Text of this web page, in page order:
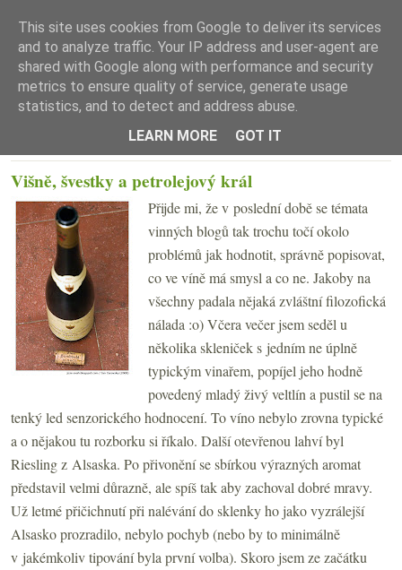
☰ Menu
Višně, švestky a petrolejový král
Přijde mi, že v poslední době se témata
vinných blogů tak trochu točí okolo
problémů jak hodnotit, správně popisovat,
co ve víně má smysl a co ne. Jakoby na
všechny padala nějaká zvláštní filozofická
nálada :o) Včera večer jsem seděl u
několika skleniček s jedním ne úplně
typickým vinařem, popíjel jeho hodně
povedený mladý živý veltlín a pustil se na
tenký led senzorického hodnocení. To víno nebylo zrovna typické
a o nějakou tu rozborku si říkalo. Další otevřenou lahví byl
Riesling z Alsaska. Po přivonění se sbírkou výrazných aromat
představil velmi důrazně, ale spíš tak aby zachoval dobré mravy.
Už letmé přičichnutí při nalévání do sklenky ho jako vyzrálejší
Alsasko prozradilo, nebylo pochyb (nebo by to minimálně
v jakémkoliv tipování byla první volba). Skoro jsem ze začátku
This site uses cookies from Google to deliver its services
and to analyze traffic. Your IP address and user-agent are
shared with Google along with performance and security
metrics to ensure quality of service, generate usage
statistics, and to detect and address abuse.
LEARN MORE
GOT IT